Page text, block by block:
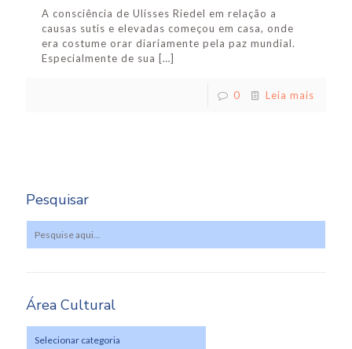
A consciência de Ulisses Riedel em relação a
causas sutis e elevadas começou em casa, onde
era costume orar diariamente pela paz mundial.
Especialmente de sua […]
0 Leia mais
Pesquisar
Área Cultural